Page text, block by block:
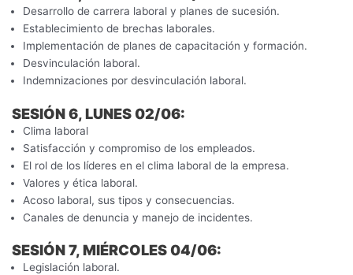
Desarrollo de carrera laboral y planes de sucesión.
Establecimiento de brechas laborales.
Implementación de planes de capacitación y formación.
Desvinculación laboral.
Indemnizaciones por desvinculación laboral.
SESIÓN 6, LUNES 02/06:
Clima laboral
Satisfacción y compromiso de los empleados.
El rol de los líderes en el clima laboral de la empresa.
Valores y ética laboral.
Acoso laboral, sus tipos y consecuencias.
Canales de denuncia y manejo de incidentes.
SESIÓN 7, MIÉRCOLES 04/06:
Legislación laboral.